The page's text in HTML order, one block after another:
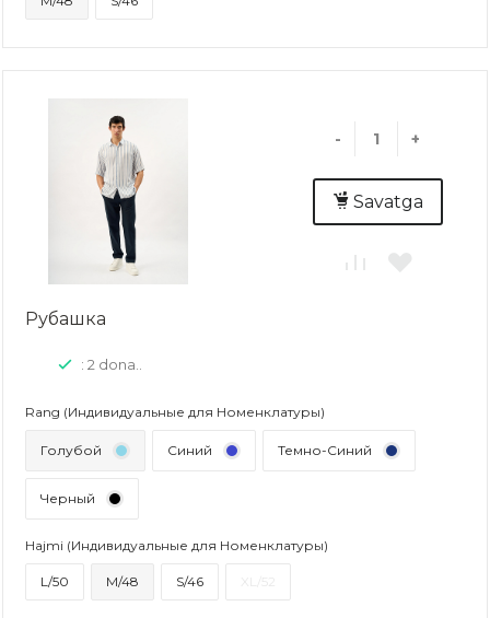
- +
Savatga
Рубашка
: 2 dona..
Rang (Индивидуальные для Номенклатуры)
Голубой Синий Темно-Синий
Черный
Hajmi (Индивидуальные для Номенклатуры)
L/50 M/48 S/46